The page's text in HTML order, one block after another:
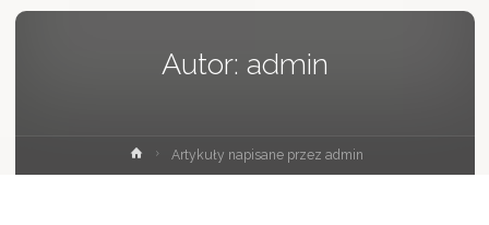
Autor: admin
Strona
główna
Artykuły napisane przez admin